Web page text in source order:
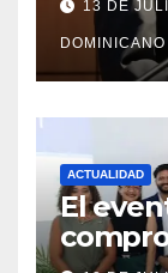
13 DE
DOMINICANO
ACTUALIDAD
El